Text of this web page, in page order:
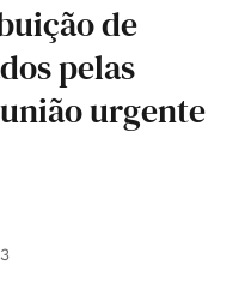
de
pelas
urgente